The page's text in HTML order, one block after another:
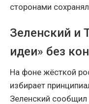
сторонами
Зеленский и
идеи» без
На фоне жёсткой
избирает
Зеленский